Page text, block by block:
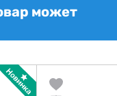
может